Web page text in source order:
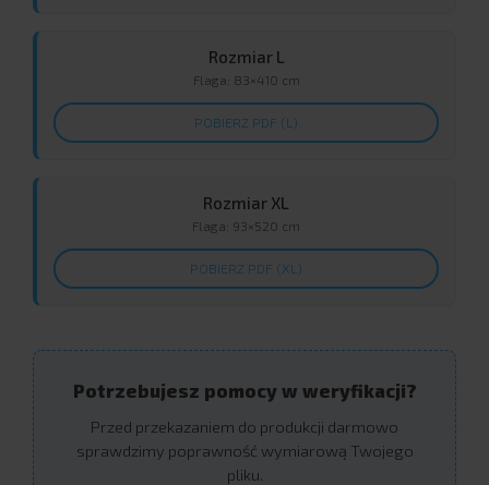
Rozmiar L
Flaga: 83×410 cm
POBIERZ PDF (L)
Rozmiar XL
Flaga: 93×520 cm
POBIERZ PDF (XL)
Potrzebujesz pomocy w weryfikacji?
Przed przekazaniem do produkcji darmowo
sprawdzimy poprawność wymiarową Twojego
pliku.